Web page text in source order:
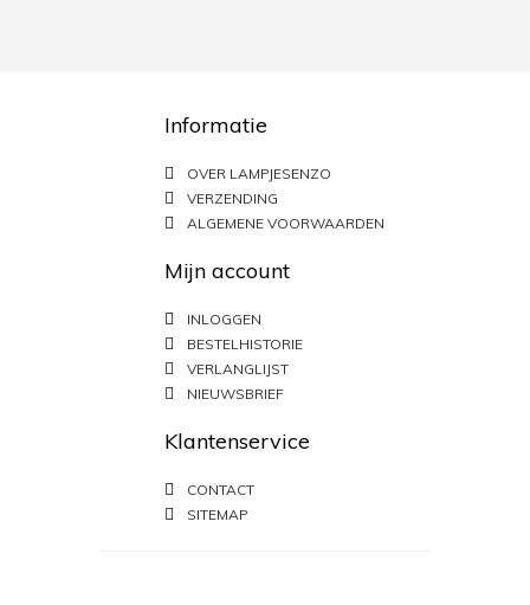
Informatie
OVER LAMPJESENZO
VERZENDING
ALGEMENE VOORWAARDEN
Mijn account
INLOGGEN
BESTELHISTORIE
VERLANGLIJST
NIEUWSBRIEF
Klantenservice
CONTACT
SITEMAP